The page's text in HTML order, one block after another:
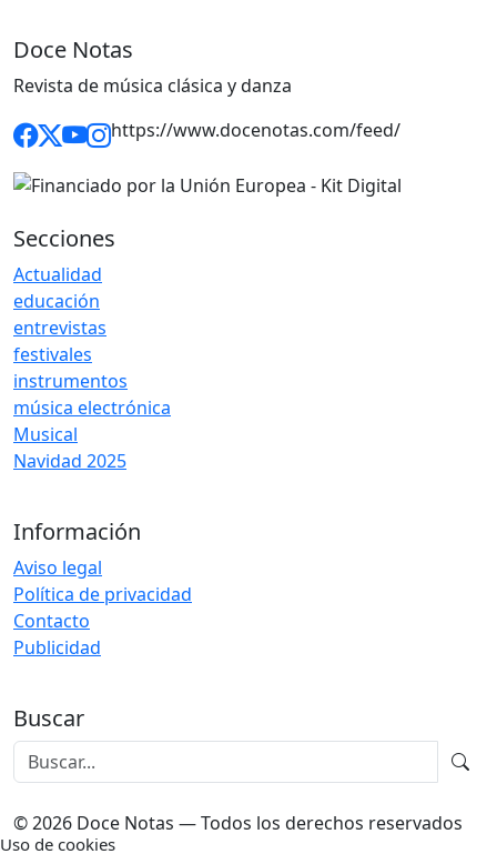
Doce Notas
Revista de música clásica y danza
https://www.docenotas.com/feed/
Secciones
Actualidad
educación
entrevistas
festivales
instrumentos
música electrónica
Musical
Navidad 2025
Información
Aviso legal
Política de privacidad
Contacto
Publicidad
Buscar
© 2026 Doce Notas — Todos los derechos reservados
Uso de cookies